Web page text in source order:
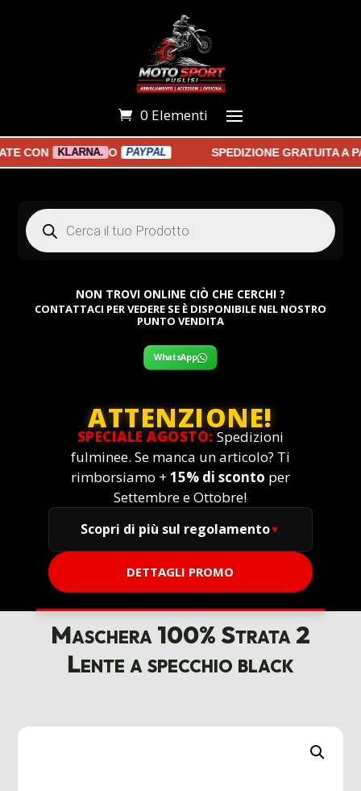
0 Elementi
CON KLARNA. O PAYPAL SPEDIZIONE GRATUITA A
Products
search
NON TROVI ONLINE CIÒ CHE CERCHI ?
CONTATTACI PER VEDERE SE È DISPONIBILE NEL NOSTRO
PUNTO VENDITA
WhatsApp
ATTENZIONE!
SPECIALE AGOSTO: Spedizioni
fulminee. Se manca un articolo? Ti
rimborsiamo + 15% di sconto per
Settembre e Ottobre!
Scopri di più sul regolamento
DETTAGLI PROMO
Maschera 100% Strata 2
Lente a specchio black